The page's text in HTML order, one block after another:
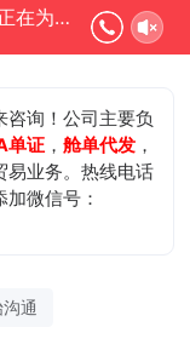
心海报关 欢迎您的咨询正在为您服务
咨询！公司主要负
单证 ，舱单代发 ，
易业务。热线电话
微信号：
通